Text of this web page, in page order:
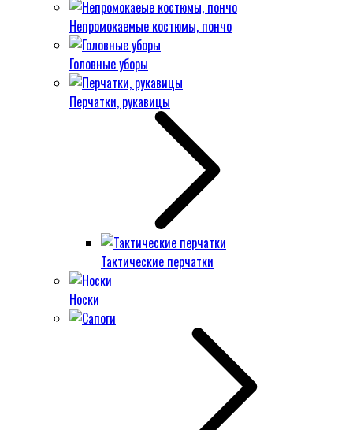
Непромокаемые костюмы, пончо
Головные уборы
Перчатки, рукавицы
Тактические перчатки
Носки